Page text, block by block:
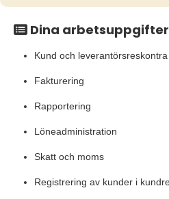
Dina arbetsuppgifter
Kund och leverantörsreskontra
Fakturering
Rapportering
Löneadministration
Skatt och moms
Registrering av kunder i